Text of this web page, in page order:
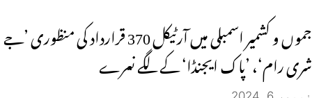
جموں و کشمیر اسمبلی میں آرٹیکل 370 قرارداد کی منظوری ’جے
شری رام‘، ’پاک ایجنڈا‘ کے لگے نعرے